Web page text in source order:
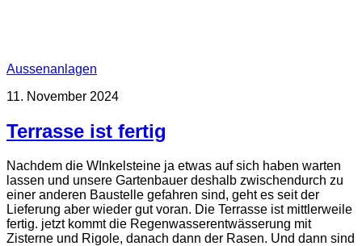
Aussenanlagen
11. November 2024
Terrasse ist fertig
Nachdem die WInkelsteine ja etwas auf sich haben warten
lassen und unsere Gartenbauer deshalb zwischendurch zu
einer anderen Baustelle gefahren sind, geht es seit der
Lieferung aber wieder gut voran. Die Terrasse ist mittlerweile
fertig. jetzt kommt die Regenwasserentwässerung mit
Zisterne und Rigole, danach dann der Rasen. Und dann sind